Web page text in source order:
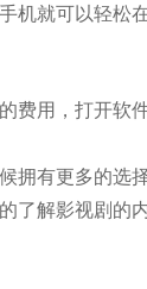
机就可以轻松
费用，打开软
拥有更多的选择
了解影视剧的